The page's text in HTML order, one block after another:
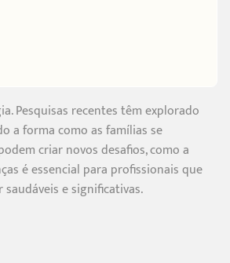
Pesquisas recentes têm explorado
a forma como as famílias se
criar novos desafios, como a
é essencial para profissionais que
e significativas.